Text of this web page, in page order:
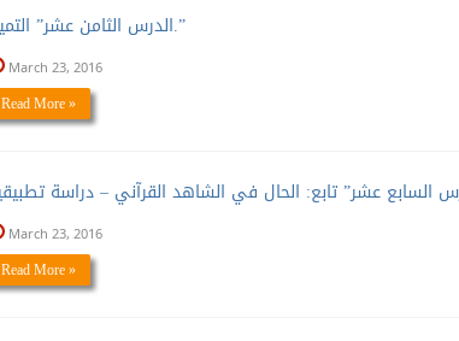
الدرس الثامن عشر” التمييز.”
March 23, 2016
Read More »
March 23, 2016
Read More »